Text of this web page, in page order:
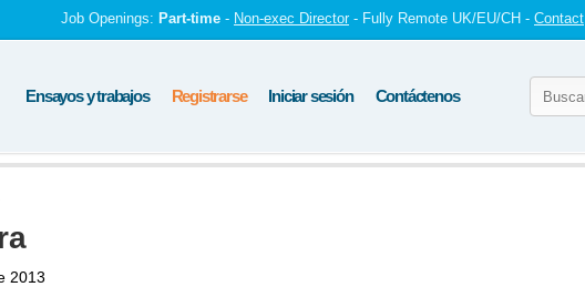
Job Openings: Part-time - Non-exec Director - Fully Remote UK/EU/CH - Contact
Ensayos y trabajos Registrarse Iniciar sesión Contáctenos
2013